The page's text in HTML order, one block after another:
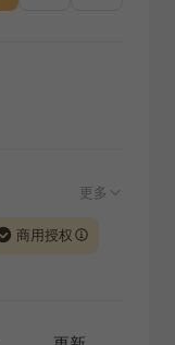
更多
商用授权